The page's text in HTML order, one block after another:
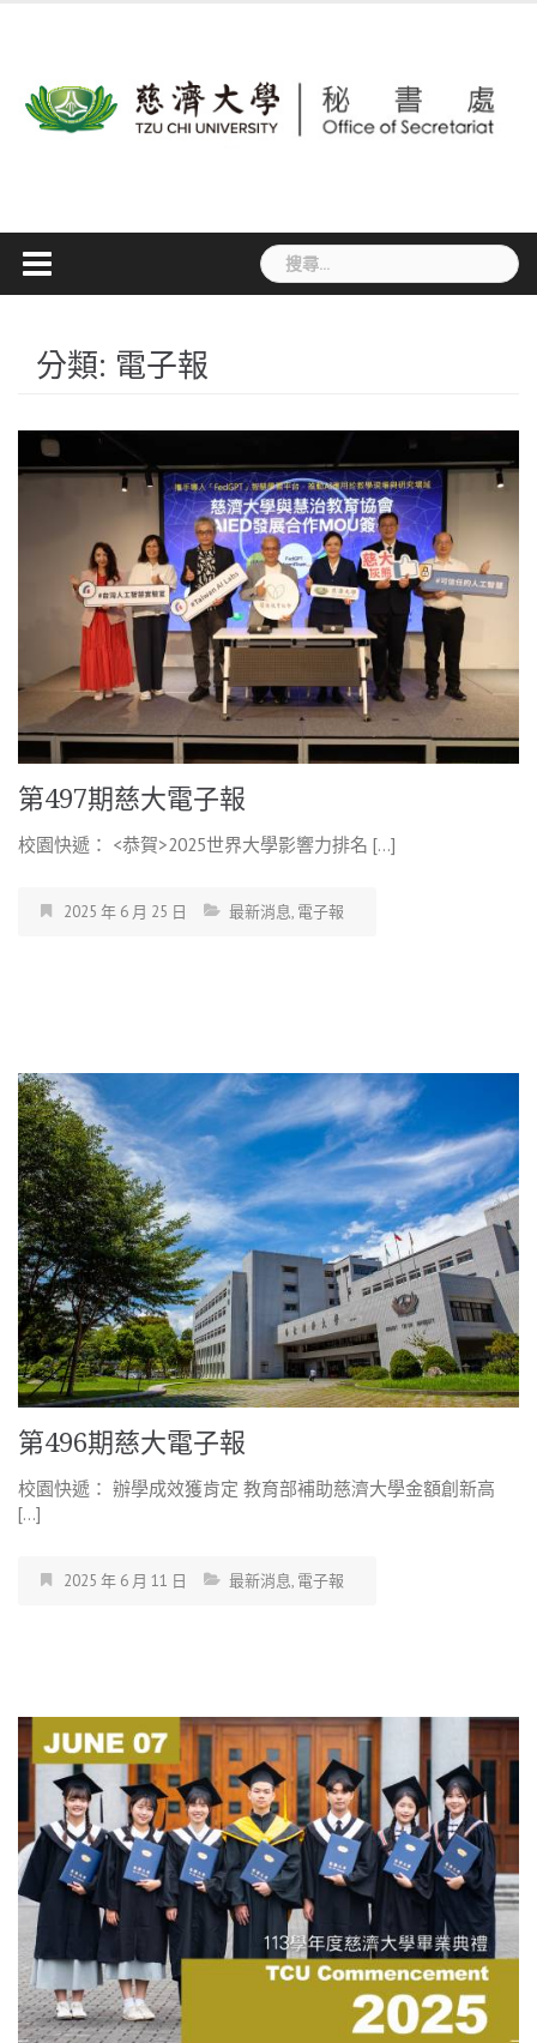
搜
尋
分類: 電子報
第497期慈大電子報
校園快遞： <恭賀>2025世界大學影響力排名 […]
2025 年 6 月 25 日 最新消息, 電子報
第496期慈大電子報
校園快遞： 辦學成效獲肯定 教育部補助慈濟大學金額創新高
[…]
2025 年 6 月 11 日 最新消息, 電子報